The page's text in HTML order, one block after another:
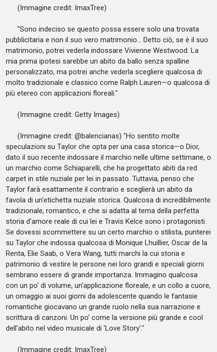
(Immagine credit: ImaxTree)
"Sono indeciso se questo possa essere solo una trovata
pubblicitaria e non il suo vero matrimonio... Detto ciò, se è il suo
matrimonio, potrei vederla indossare Vivienne Westwood. La
mia prima ipotesi sarebbe un abito da ballo senza spalline
personalizzato, ma potrei anche vederla scegliere qualcosa di
molto tradizionale e classico come Ralph Lauren—o qualcosa di
più etereo con applicazioni floreali."
(Immagine credit: Getty Images)
(Immagine credit: @balencianas) "Ho sentito molte
speculazioni su Taylor che opta per una casa storica—o Dior,
dato il suo recente indossare il marchio nelle ultime settimane, o
un marchio come Schiaparelli, che ha progettato abiti da red
carpet in stile nuziale per lei in passato. Tuttavia, penso che
Taylor farà esattamente il contrario e sceglierà un abito da
favola di un'etichetta nuziale storica. Qualcosa di incredibilmente
tradizionale, romantico, e che si adatta al tema della perfetta
storia d'amore reale di cui lei e Travis Kelce sono i protagonisti.
Se dovessi scommettere su un certo marchio o stilista, punterei
su Taylor che indossa qualcosa di Monique Lhuillier, Oscar de la
Renta, Elie Saab, o Vera Wang, tutti marchi la cui storia e
patrimonio di vestire le persone nei loro grandi e speciali giorni
sembrano essere di grande importanza. Immagino qualcosa
con un po' di volume, un'applicazione floreale, e un collo a cuore,
un omaggio ai suoi giorni da adolescente quando le fantasie
romantiche giocavano un grande ruolo nella sua narrazione e
scrittura di canzoni. Un po' come la versione più grande e cool
dell'abito nel video musicale di 'Love Story'."
(Immagine credit: ImaxTree)